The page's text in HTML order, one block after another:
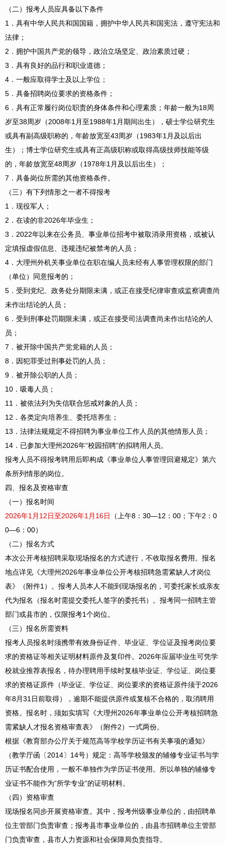
（二）报考人员应具备以下条件
1．具有中华人民共和国国籍，拥护中华人民共和国宪法，遵守宪法和
法律；
2．拥护中国共产党的领导，政治立场坚定、政治素质过硬；
3．具有良好的品行和职业道德；
4．一般应取得学士及以上学位；
5．具备招聘岗位要求的资格条件；
6．具有正常履行岗位职责的身体条件和心理素质；年龄一般为18周
岁至38周岁（2008年1月至1988年1月期间出生），硕士学位研究生
或具有副高级职称的，年龄放宽至43周岁（1983年1月及以后出
生）；博士学位研究生或具有正高级职称或取得高级技师技能等级
的，年龄放宽至48周岁（1978年1月及以后出生）；
7．具备岗位所需的其他资格条件。
（三）有下列情形之一者不得报考
1．现役军人；
2．在读的非2026年毕业生；
3．2022年以来在公务员、事业单位招考中被取消录用资格，或被认
定填报虚假信息、违规违纪被禁考的人员；
4．大理州外机关事业单位在职在编人员未经有人事管理权限的部门
（单位）同意报考的；
5．受到党纪、政务处分期限未满，或正在接受纪律审查或监察调查尚
未作出结论的人员；
6．受到刑事处罚期限未满，或正在接受司法调查尚未作出结论的人
员；
7．被开除中国共产党党籍的人员；
8．因犯罪受过刑事处罚的人员；
9．被开除公职的人员；
10．吸毒人员；
11．被依法列为失信联合惩戒对象的人员；
12．各类定向培养生、委托培养生；
13．法律法规规定不得招聘为事业单位工作人员的其他情形人员；
14．已参加大理州2026年“校园招聘”的拟聘用人员。
报考人员不得报考聘用后即构成《事业单位人事管理回避规定》第六
条所列情形的岗位。
四、报名及资格审查
（一）报名时间
2026年1月12日至2026年1月16日
（上午8：30—12：00；下午2：0
0—6：00）
（二）报名方式
本次公开考核招聘采取现场报名的方式进行，不收取报名费用。报名
地点详见《大理州2026年事业单位公开考核招聘急需紧缺人才岗位
表》（附件1）。报考人员本人不能到现场报名的，可委托家长或亲友
代为报名（报名时需提交委托人签字的委托书）。报考同一招聘主管
部门或县市的，仅限报考1个岗位。
（三）报名所需资料
报考人员报名时须携带有效身份证件、毕业证、学位证及报考岗位要
求的资格证等相关证明材料原件及复印件。2026年应届毕业生可凭学
校就业推荐表报名，待办理聘用手续时复核毕业证、学位证、岗位要
求的资格证原件（毕业证、学位证、岗位要求的资格证原件须于2026
年8月31日前取得），逾期不能提供原件或复核不合格的，取消聘用
资格。报名时，须如实填写《大理州2026年事业单位公开考核招聘急
需紧缺人才报名资格审查表》（附件2）一式两份。
根据《教育部办公厅关于规范高等学校学历证书有关事项的通知》
（教学厅函〔2014〕14号）规定：高等学校颁发的辅修专业证书与学
历证书配合使用，一般不单独作为学历证书使用。所以单独的辅修专
业证书不能作为“所学专业”的证明材料。
（四）资格审查
现场报名同步开展资格审查。其中，报考州级事业单位的，由招聘单
位主管部门负责审查；报考县市事业单位的，由县市招聘单位主管部
门负责审查，县市人力资源和社会保障局负责指导。